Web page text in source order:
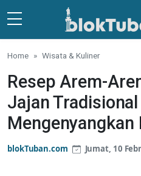
Skip to main content
Home Wisata & Kuliner
Resep Arem-
Jajan
Mengenyangkan
blokTuban.com Jumat, 10